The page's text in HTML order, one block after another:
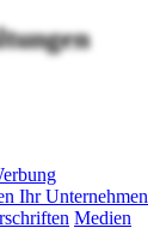
Ihr Unternehmen
Medien